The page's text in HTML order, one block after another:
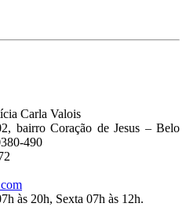
Carla Valois
bairro Coração de Jesus – Belo
490
às 20h, Sexta 07h às 12h.